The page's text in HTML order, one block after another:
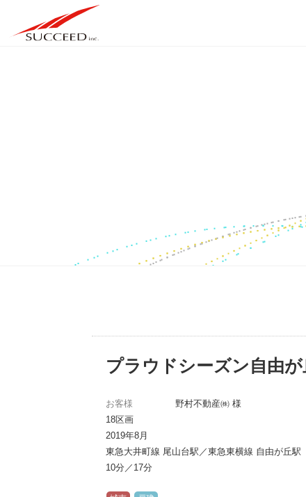
プラウドシーズン自由
お客様 野村不動産㈱ 様
18区画
2019年8月
東急大井町線 尾山台駅／東急東横線 自由が丘駅
10分／17分